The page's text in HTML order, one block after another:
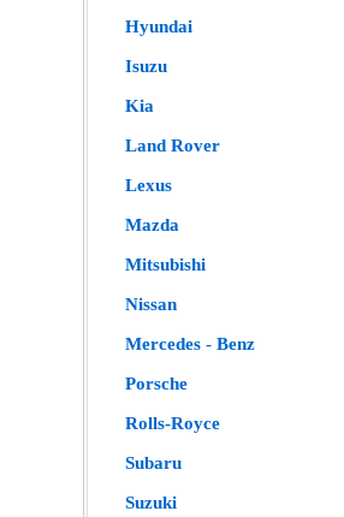
Hyundai
Isuzu
Kia
Land Rover
Lexus
Mazda
Mitsubishi
Nissan
Mercedes - Benz
Porsche
Rolls-Royce
Subaru
Suzuki